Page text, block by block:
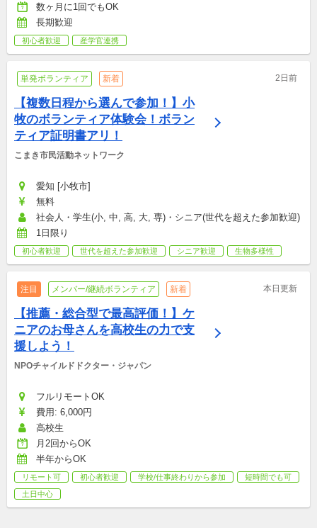
数ヶ月に1回でもOK
長期歓迎
初心者歓迎 産学官連携
単発ボランティア 新着 2日前
【複数日程から選んで参加！】小
牧のボランティア体験会！ボラン
ティア証明書アリ！
こまき市民活動ネットワーク
愛知 [小牧市]
無料
社会人・学生(小, 中, 高, 大, 専)・シニア(世代を超えた参加歓迎)
1日限り
初心者歓迎 世代を超えた参加歓迎 シニア歓迎 生物多様性
注目 メンバー/継続ボランティア 新着 本日更新
【推薦・総合型で最高評価！】ケ
ニアのお母さんを高校生の力で支
援しよう！
NPOチャイルドドクター・ジャパン
フルリモートOK
費用: 6,000円
高校生
月2回からOK
半年からOK
リモート可 初心者歓迎 学校/仕事終わりから参加
短時間でも可
土日中心